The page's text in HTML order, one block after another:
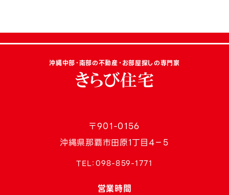
沖縄中部・南部の不動産・お部屋探しの専門家
〒901-0156
沖縄県那覇市田原1丁目4−5
TEL：098-859-1771
営業時間